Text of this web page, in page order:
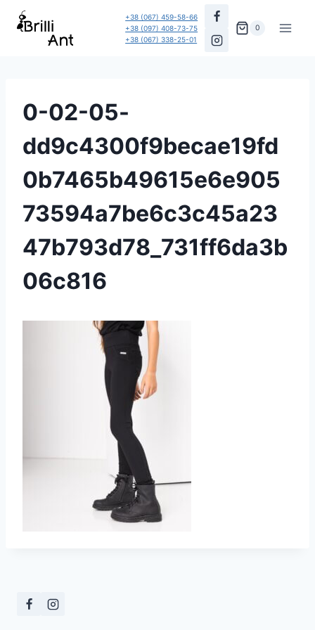
Перейти
+38 (067) 459-58-66
+38 (097) 408-73-75
+38 (067) 338-25-01
0
0-02-05-
dd9c4300f9becae19fd
0b7465b49615e6e905
73594a7be6c3c45a23
47b793d78_731ff6da3b
06c816